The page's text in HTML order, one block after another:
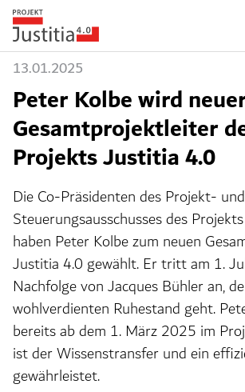
13.01.2025
Peter Kolbe wird
Gesamtprojektleiter
Projekts Justitia 4.0
Die Co-Präsidenten des Projekt- und
Steuerungsausschusses des
haben Peter Kolbe zum neuen
Justitia 4.0 gewählt. Er tritt am 1.
Nachfolge von Jacques Bühler an,
wohlverdienten Ruhestand geht.
bereits ab dem 1. März 2025 im
ist der Wissenstransfer und ein
gewährleistet.